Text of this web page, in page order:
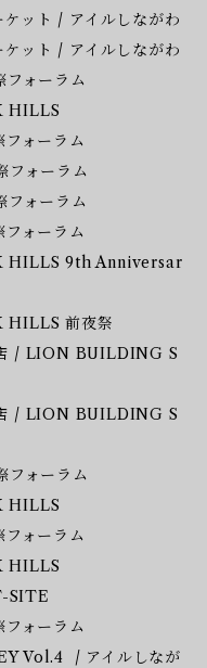
ット / アイルしながわ
ット / アイルしながわ
ォーラム
HILLS
ォーラム
ォーラム
ォーラム
ォーラム
HILLS 9th Anniversar
HILLS 前夜祭
/ LION BUILDING S
/ LION BUILDING S
ォーラム
HILLS
ォーラム
HILLS
SITE
ォーラム
Vol.4 / アイルしなが